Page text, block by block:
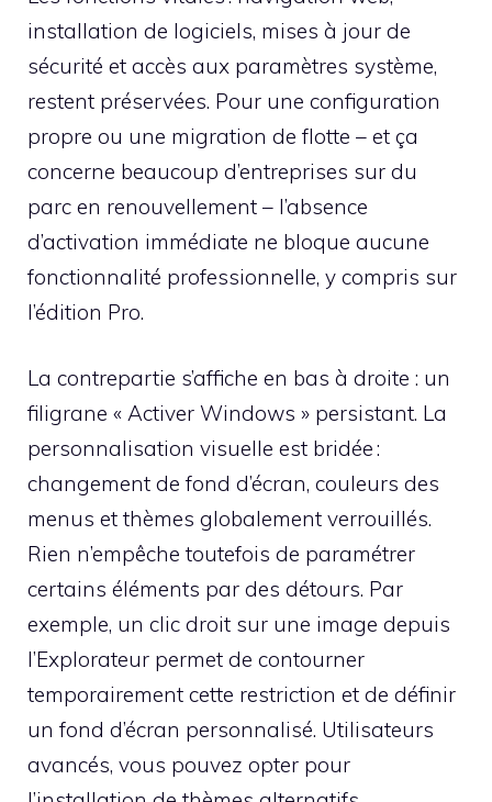
installation de logiciels, mises à jour de
sécurité et accès aux paramètres système,
restent préservées. Pour une configuration
propre ou une migration de flotte – et ça
concerne beaucoup d’entreprises sur du
parc en renouvellement – l’absence
d’activation immédiate ne bloque aucune
fonctionnalité professionnelle, y compris sur
l’édition Pro.
La contrepartie s’affiche en bas à droite : un
filigrane « Activer Windows » persistant. La
personnalisation visuelle est bridée :
changement de fond d’écran, couleurs des
menus et thèmes globalement verrouillés.
Rien n’empêche toutefois de paramétrer
certains éléments par des détours. Par
exemple, un clic droit sur une image depuis
l’Explorateur permet de contourner
temporairement cette restriction et de définir
un fond d’écran personnalisé. Utilisateurs
avancés, vous pouvez opter pour